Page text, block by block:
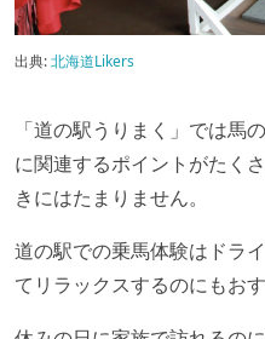
出典:北海道Likers
「道の駅うりまく」では馬
に関連するポイントがたく
きにはたまりません。
道の駅での乗馬体験はドラ
てリラックスするのにもお